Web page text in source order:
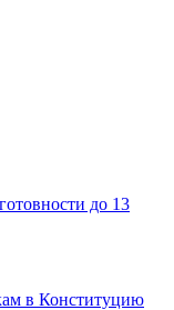
до 13
в Конституцию